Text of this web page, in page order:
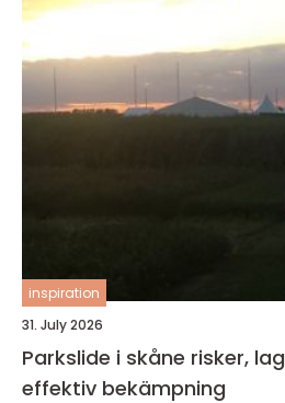
inspiration
31. July 2026
Parkslide i skåne risker, lagstiftning och
effektiv bekämpning